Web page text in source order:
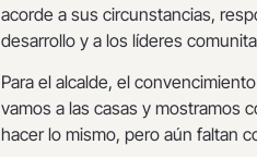
acorde a sus circunstancias,
desarrollo y a los líderes
Para el alcalde, el
vamos a las casas y mostramos
hacer lo mismo, pero aún faltan